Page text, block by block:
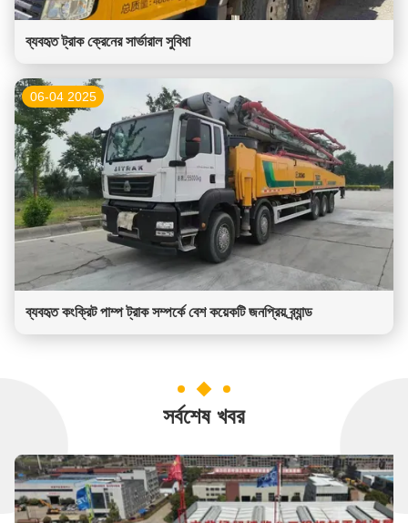
ব্যবহৃত ট্রাক ক্রেনের সার্ভারাল সুবিধা
06-04 2025
ব্যবহৃত কংক্রিট পাম্প ট্রাক সম্পর্কে বেশ কয়েকটি জনপ্রিয় ব্র্যান্ড
সর্বশেষ খবর